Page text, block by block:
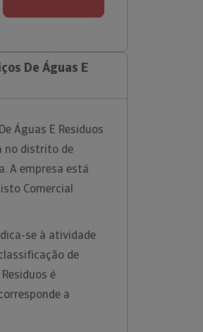
De Águas E
Águas E Residuos
no distrito de
A empresa está
Comercial
se à atividade
de
é
a